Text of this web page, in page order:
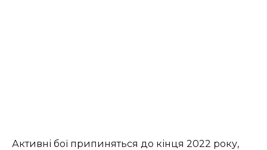
Активні бої припиняться до кінця 2022 року,